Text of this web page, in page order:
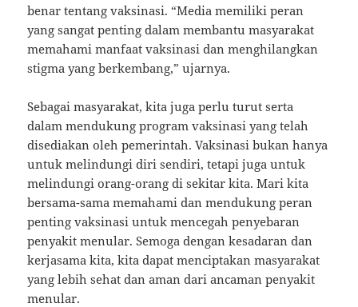
benar tentang vaksinasi. “Media memiliki peran
yang sangat penting dalam membantu masyarakat
memahami manfaat vaksinasi dan menghilangkan
stigma yang berkembang,” ujarnya.
Sebagai masyarakat, kita juga perlu turut serta
dalam mendukung program vaksinasi yang telah
disediakan oleh pemerintah. Vaksinasi bukan hanya
untuk melindungi diri sendiri, tetapi juga untuk
melindungi orang-orang di sekitar kita. Mari kita
bersama-sama memahami dan mendukung peran
penting vaksinasi untuk mencegah penyebaran
penyakit menular. Semoga dengan kesadaran dan
kerjasama kita, kita dapat menciptakan masyarakat
yang lebih sehat dan aman dari ancaman penyakit
menular.